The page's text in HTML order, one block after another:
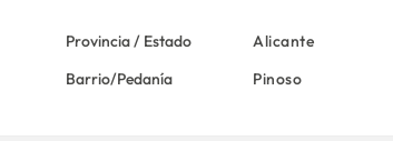
Provincia / Estado
Alicante
Barrio/Pedanía Pinoso